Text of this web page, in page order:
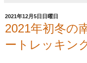
2021年12月5日日曜日
2021年初冬の
ートレッキン